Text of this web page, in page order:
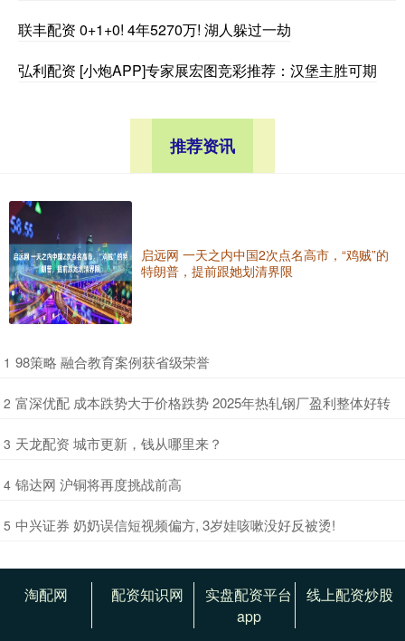
联丰配资 0+1+0! 4年5270万! 湖人躲过一劫
弘利配资 [小炮APP]专家展宏图竞彩推荐：汉堡主胜可期
推荐资讯
启远网 一天之内中国2次点名高市，“鸡贼”的
特朗普，提前跟她划清界限
1 ​98策略 融合教育案例获省级荣誉
2 ​富深优配 成本跌势大于价格跌势 2025年热轧钢厂盈利整体好转
3 ​天龙配资 城市更新，钱从哪里来？
4 ​锦达网 沪铜将再度挑战前高
5 ​中兴证券 奶奶误信短视频偏方, 3岁娃咳嗽没好反被烫!
淘配网 配资知识网
实盘配资平台
app
线上配资炒股